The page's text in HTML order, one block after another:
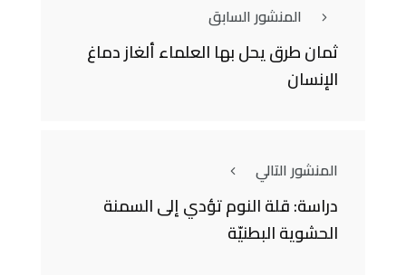
المنشور السابق
ثمان طرق يحل بها العلماء ألغاز دماغ
الإنسان
المنشور التالي
دراسة: قلة النوم تؤدي إلى السمنة
الحشوية البطنيّة